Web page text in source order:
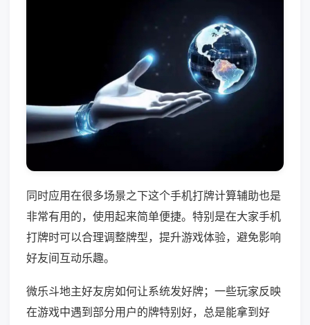
同时应用在很多场景之下这个手机打牌计算辅助也是
非常有用的，使用起来简单便捷。特别是在大家手机
打牌时可以合理调整牌型，提升游戏体验，避免影响
好友间互动乐趣。
微乐斗地主好友房如何让系统发好牌；一些玩家反映
在游戏中遇到部分用户的牌特别好，总是能拿到好